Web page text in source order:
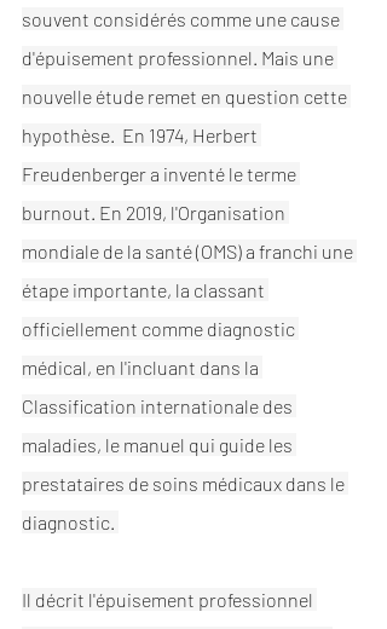
souvent considérés comme une cause
d'épuisement professionnel. Mais une
nouvelle étude remet en question cette
hypothèse.  En 1974, Herbert
Freudenberger a inventé le terme
burnout. En 2019, l'Organisation
mondiale de la santé (OMS) a franchi une
étape importante, la classant
officiellement comme diagnostic
médical, en l'incluant dans la
Classification internationale des
maladies, le manuel qui guide les
prestataires de soins médicaux dans le
diagnostic.
Il décrit l'épuisement professionnel